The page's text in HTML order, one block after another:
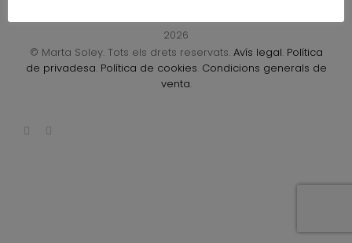
2026
© Marta Soley. Tots els drets reservats. Avís legal. Política
de privadesa. Política de cookies. Condicions generals de
venta.